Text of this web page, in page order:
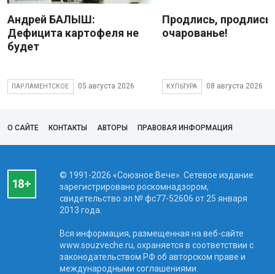
Андрей БАЛЫШ:
Дефицита картофеля не
будет
ПАРЛАМЕНТСКОЕ 05 августа 2026
Продлись, продлись
очарованье!
КУЛЬТУРА 08 августа 2026
О САЙТЕ КОНТАКТЫ АВТОРЫ ПРАВОВАЯ ИНФОРМАЦИЯ
© 1991-2026 «Союзное Вече». Сетевое издание
зарегистрировано роскомнадзором,
свидетельство эл № фc77-52606 от 25 января
2013 года.
Вся информация, размещенная на веб-сайте
www.souzveche.ru, охраняется в соответствии с
законодательством РФ об авторском праве и
международными соглашениями.